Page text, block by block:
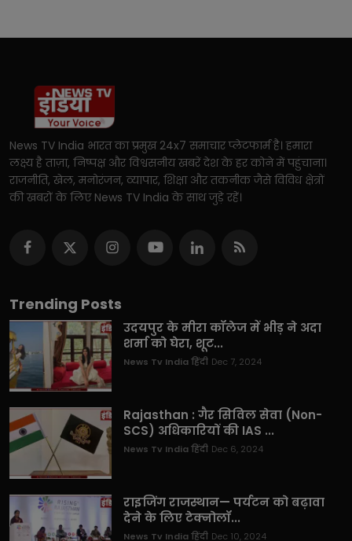
News TV India भारत का प्रमुख 24x7 समाचार प्लेटफार्म है। हमारा
लक्ष्य है ताज़ा, निष्पक्ष और विश्वसनीय खबरें देश के हर कोने में पहुंचाना।
राजनीति, खेल, मनोरंजन, व्यापार, शिक्षा और तकनीक जैसे विविध क्षेत्रों
की खबरों के लिए News TV India के साथ जुड़े रहें।
Trending Posts
उदयपुर के मीरा कॉलेज में भीड़ ने अदा
शर्मा को घेरा, शूट...
News Tv India हिंदी Dec 7, 2024
Rajasthan : गैर सिविल सेवा (Non-
SCS) अधिकारियों की IAS ...
News Tv India हिंदी Dec 6, 2024
राइजिंग राजस्थान— पर्यटन को बढ़ावा
देने के लिए टेक्नोलॉ...
News Tv India हिंदी Dec 10, 2024